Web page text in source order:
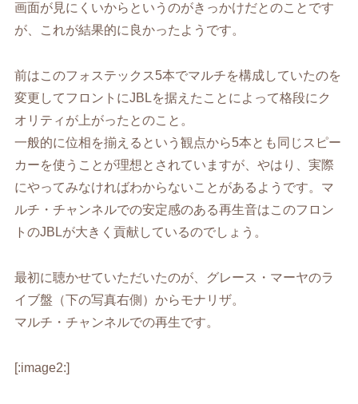
画面が見にくいからというのがきっかけだとのことです
が、これが結果的に良かったようです。
前はこのフォステックス5本でマルチを構成していたのを
変更してフロントにJBLを据えたことによって格段にク
オリティが上がったとのこと。
一般的に位相を揃えるという観点から5本とも同じスピー
カーを使うことが理想とされていますが、やはり、実際
にやってみなければわからないことがあるようです。マ
ルチ・チャンネルでの安定感のある再生音はこのフロン
トのJBLが大きく貢献しているのでしょう。
最初に聴かせていただいたのが、グレース・マーヤのラ
イブ盤（下の写真右側）からモナリザ。
マルチ・チャンネルでの再生です。
[:image2:]